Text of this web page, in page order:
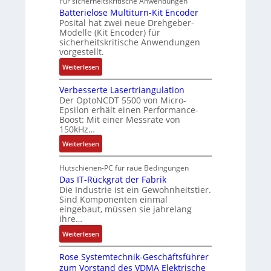
n
g
ü
r
s
i
c
h
e
e
E
n
t
w
i
c
l
u
n
g
o
t
k
M
i
l
l
i
o
n
n
A
b
e
i
t
k
r
ä
f
t
e
t
o
m
a
t
e
x
p
a
n
d
i
r
t
t
r
a
g
s
e
i
n
g
a
n
i
M
a
s
c
i
n
e
n
Batterielose Multiturn-Kit Encoder
Posital hat zwei neue Drehgeber-
Modelle (Kit Encoder) für
sicherheitskritische Anwendungen
vorgestellt.
Weiterlesen:
B
a
t
t
e
r
i
e
l
o
s
e
M
u
l
i
Verbesserte Lasertriangulation
Der OptoNCDT 5500 von Micro-
Epsilon erhält einen Performance-
Boost: Mit einer Messrate von
150kHz…
Weiterlesen:
V
e
r
b
e
s
s
e
r
t
Hutschienen-PC für raue Bedingungen
Das IT-Rückgrat der Fabrik
Die Industrie ist ein Gewohnheitstier.
Sind Komponenten einmal
eingebaut, müssen sie jahrelang
ihre…
Weiterlesen:
D
a
s
Rose Systemtechnik-Geschäftsführer
zum Vorstand des VDMA Elektrische